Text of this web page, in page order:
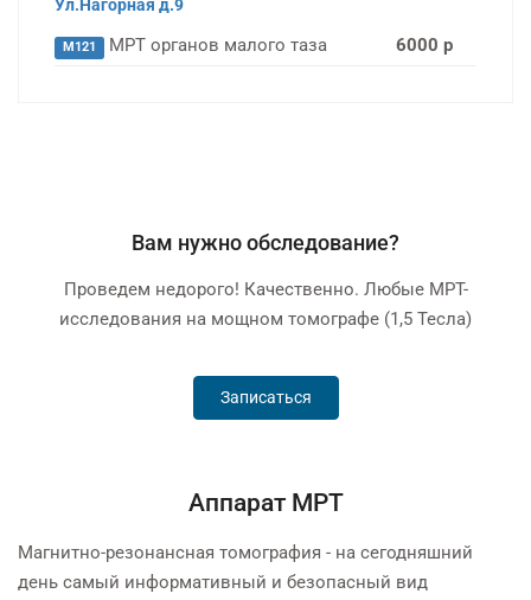
Ул.Нагорная д.9
M121 МРТ органов малого таза 6000 р
Вам нужно обcледование?
Проведем недорого! Качественно. Любые МРТ-
исследования на мощном томографе (1,5 Тесла)
Записаться
Аппарат МРТ
Магнитно-резонансная томография - на сегодняшний
день самый информативный и безопасный вид